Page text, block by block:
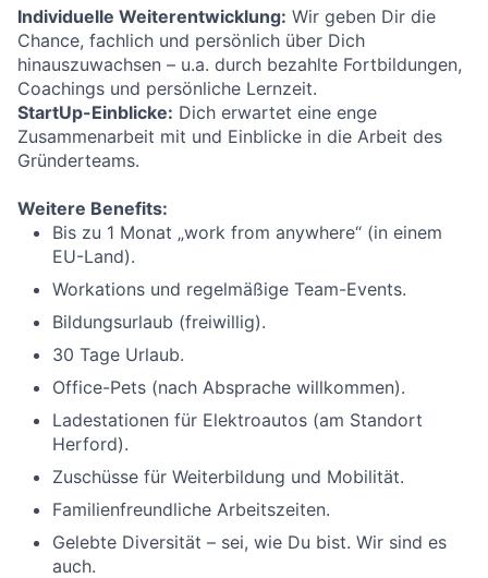
Individuelle Weiterentwicklung: Wir geben Dir die
Chance, fachlich und persönlich über Dich
hinauszuwachsen – u.a. durch bezahlte Fortbildungen,
Coachings und persönliche Lernzeit.
StartUp-Einblicke: Dich erwartet eine enge
Zusammenarbeit mit und Einblicke in die Arbeit des
Gründerteams.
Weitere Benefits:
Bis zu 1 Monat „work from anywhere“ (in einem
EU-Land).
Workations und regelmäßige Team-Events.
Bildungsurlaub (freiwillig).
30 Tage Urlaub.
Office-Pets (nach Absprache willkommen).
Ladestationen für Elektroautos (am Standort
Herford).
Zuschüsse für Weiterbildung und Mobilität.
Familienfreundliche Arbeitszeiten.
Gelebte Diversität – sei, wie Du bist. Wir sind es
auch.